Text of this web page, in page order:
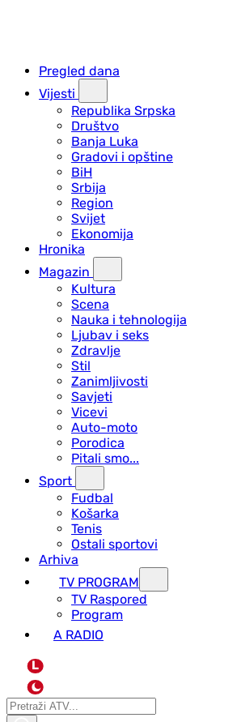
Pregled dana
Vijesti
Republika Srpska
Društvo
Banja Luka
Gradovi i opštine
BiH
Srbija
Region
Svijet
Ekonomija
Hronika
Magazin
Kultura
Scena
Nauka i tehnologija
Ljubav i seks
Zdravlje
Stil
Zanimljivosti
Savjeti
Vicevi
Auto-moto
Porodica
Pitali smo...
Sport
Fudbal
Košarka
Tenis
Ostali sportovi
Arhiva
TV PROGRAM
ТV Raspored
Program
A RADIO
L